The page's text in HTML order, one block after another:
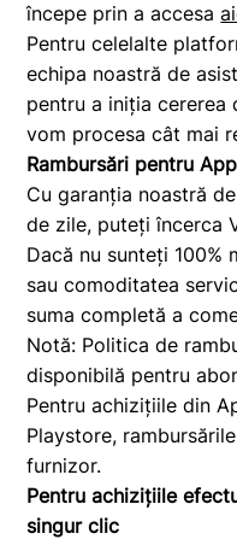
începe prin a accesa
Pentru celelalte
echipa noastră de
pentru a iniția cererea
vom procesa cât mai
Rambursări pentru
Cu garanția noastră
de zile, puteți încerca
Dacă nu sunteți 100%
sau comoditatea
suma completă a
Notă: Politica de
disponibilă pentru
Pentru achizițiile din
Playstore,
furnizor.
Pentru achizițiile
singur clic